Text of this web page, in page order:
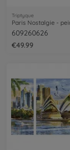
Triptyque
609260626
€49.99